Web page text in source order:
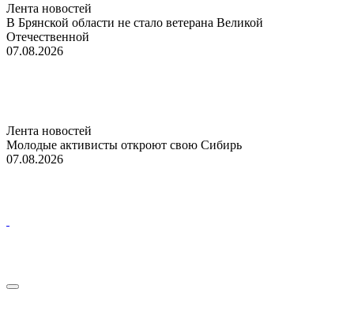
Лента новостей
В Брянской области не стало ветерана Великой
Отечественной
07.08.2026
Лента новостей
Молодые активисты откроют свою Сибирь
07.08.2026